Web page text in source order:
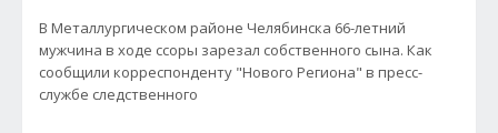
В Металлургическом районе Челябинска 66-летний
мужчина в ходе ссоры зарезал собственного сына. Как
сообщили корреспонденту "Нового Региона" в пресс-
службе следственного